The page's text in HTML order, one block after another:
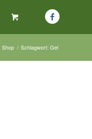
Shop / Schlagwort: Gel